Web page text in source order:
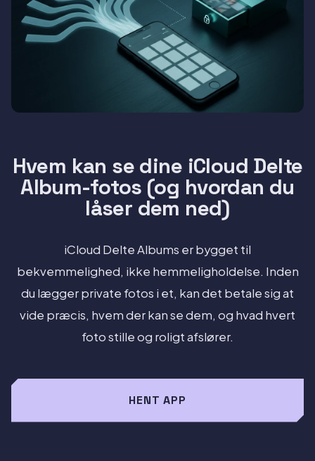
Hvem kan se dine iCloud Delte
Album-fotos (og hvordan du
låser dem ned)
iCloud Delte Albums er bygget til
bekvemmelighed, ikke hemmeligholdelse. Inden
du lægger private fotos i et, kan det betale sig at
vide præcis, hvem der kan se dem, og hvad hvert
foto stille og roligt afslører.
HENT APP